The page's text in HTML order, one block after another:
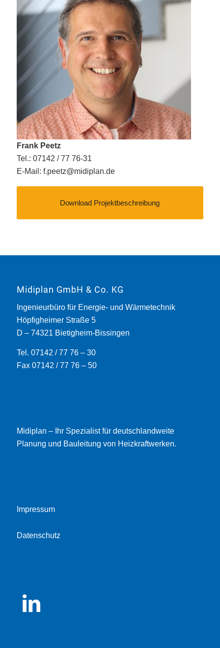
Frank Peetz
Tel.: 07142 / 77 76-31
E-Mail: f.peetz@midiplan.de
Download Projektbeschreibung
Midiplan GmbH & Co. KG
Ingenieurbüro für Energie- und Wärmetechnik
Höpfigheimer Straße 5
D – 74321 Bietigheim-Bissingen
Tel. 07142 / 77 76 – 30
Fax 07142 / 77 76 – 50
Midiplan – Ihr Spezialist für deutschlandweite
Planung und Bauleitung von Heizkraftwerken.
Impressum
Datenschutz